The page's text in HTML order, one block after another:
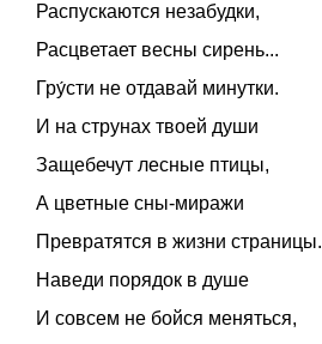
Распускаются незабудки,
Расцветает весны сирень...
Гру́сти не отдавай минутки.
И на струнах твоей души
Защебечут лесные птицы,
А цветные сны-миражи
Превратятся в жизни страницы.
Наведи порядок в душе
И совсем не бойся меняться,